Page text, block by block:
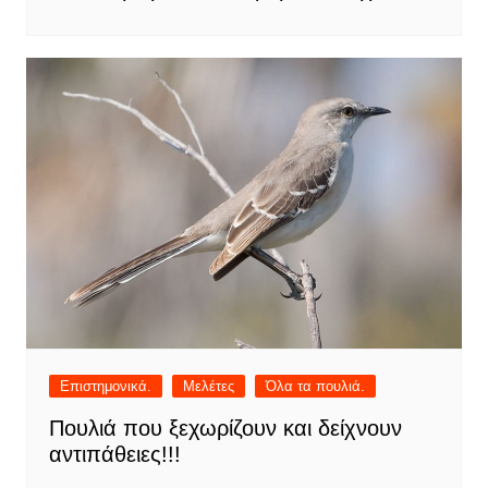
Επιστημονικά. Μελέτες Όλα τα πουλιά.
Πουλιά που ξεχωρίζουν και δείχνουν
αντιπάθειες!!!